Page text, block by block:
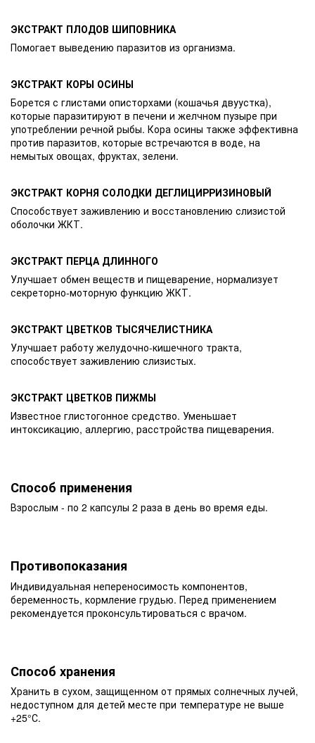
ЭКСТРАКТ ПЛОДОВ ШИПОВНИКА
Помогает выведению паразитов из организма.
ЭКСТРАКТ КОРЫ ОСИНЫ
Борется с глистами описторхами (кошачья двуустка),
которые паразитируют в печени и желчном пузыре при
употреблении речной рыбы. Кора осины также эффективна
против паразитов, которые встречаются в воде, на
немытых овощах, фруктах, зелени.
ЭКСТРАКТ КОРНЯ СОЛОДКИ ДЕГЛИЦИРРИЗИНОВЫЙ
Способствует заживлению и восстановлению слизистой
оболочки ЖКТ.
ЭКСТРАКТ ПЕРЦА ДЛИННОГО
Улучшает обмен веществ и пищеварение, нормализует
секреторно-моторную функцию ЖКТ.
ЭКСТРАКТ ЦВЕТКОВ ТЫСЯЧЕЛИСТНИКА
Улучшает работу желудочно-кишечного тракта,
способствует заживлению слизистых.
ЭКСТРАКТ ЦВЕТКОВ ПИЖМЫ
Известное глистогонное средство. Уменьшает
интоксикацию, аллергию, расстройства пищеварения.
Способ применения
Взрослым - по 2 капсулы 2 раза в день во время еды.
Противопоказания
Индивидуальная непереносимость компонентов,
беременность, кормление грудью. Перед применением
рекомендуется проконсультироваться с врачом.
Способ хранения
Хранить в сухом, защищенном от прямых солнечных лучей,
недоступном для детей месте при температуре не выше
+25°С.